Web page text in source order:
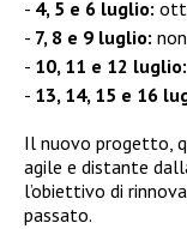
4, 5 e 6 luglio:
7, 8 e 9 luglio:
10, 11 e 12 luglio:
13, 14, 15 e 16
Il nuovo progetto,
agile e distante
l’obiettivo di
passato.